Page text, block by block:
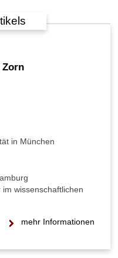
Zorn
in München
wissenschaftlichen
mehr Informationen